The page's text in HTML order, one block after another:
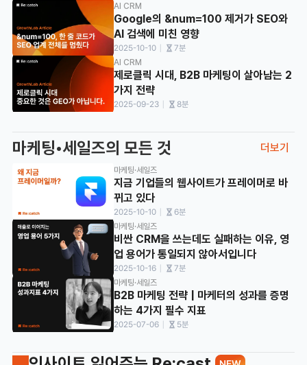
제로클릭 시대, B2B 마케팅이 살아남는 2
가지 전략
2025-09-23 ㅣ 8분
AI CRM
Google의 &num=100 제거가 SEO와
AI 검색에 미친 영향
2025-10-10 ㅣ 7분
AI CRM
마케팅•세일즈의 모든 것 더보기
지금 기업들의 웹사이트가 프레이머로 바
뀌고 있다
2025-10-10 ㅣ 6분
마케팅·세일즈
비싼 CRM을 쓰는데도 실패하는 이유, 영
업 용어가 통일되지 않아서입니다
2025-10-16 ㅣ 7분
마케팅·세일즈
B2B 마케팅 전략 | 마케터의 성과를 증명
하는 4가지 필수 지표
2025-07-06 ㅣ 5분
마케팅·세일즈